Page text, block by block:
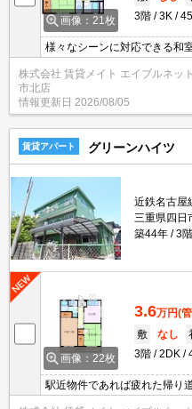
画像：21枚
3階
3K
様々なシーンに対応できる和
のお部屋と比べて窓も多く圧
って明るく換気もしやすいで
されるのもメリットです◎
株式会社 賃貸メイト エイブルネッ
市北店
情報更新日 2026/08/05
賃貸アパート グリーンハイツ
近鉄名古屋
三重県四日
築44年
3
画像：22枚
3.6万円(
敷
なし
3階
2DK
駅近物件であれば疲れた帰り
が少ないので気になる生活音